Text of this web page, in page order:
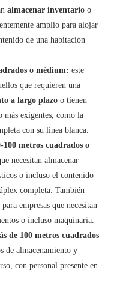
almacenar inventario o
amplio para alojar
de una habitación
o médium: este
que requieren una
a largo plazo o tienen
más exigentes, como la
con su línea blanca.
metros cuadrados o
necesitan almacenar
o incluso el contenido
completa. También
empresas que necesitan
o incluso maquinaria.
de 100 metros cuadrados
de almacenamiento y
con personal presente en